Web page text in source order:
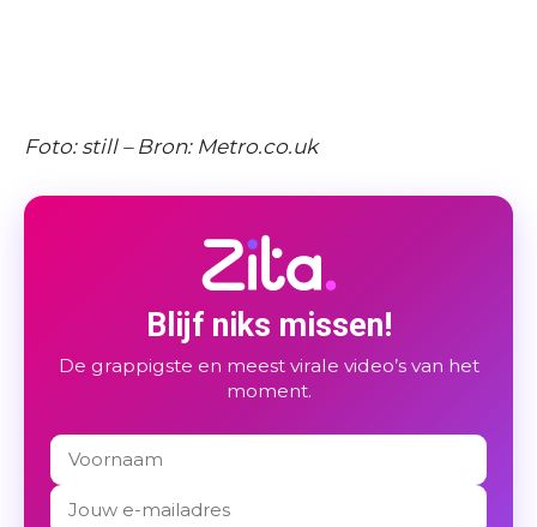
Foto: still – Bron: Metro.co.uk
Blijf niks missen!
De grappigste en meest virale video’s van het
moment.